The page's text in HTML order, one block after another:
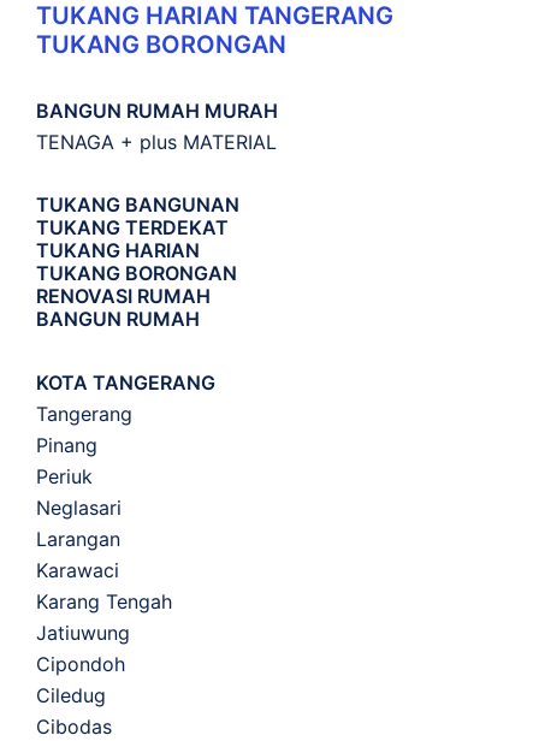
TUKANG HARIAN TANGERANG
TUKANG BORONGAN
BANGUN RUMAH MURAH
TENAGA + plus MATERIAL
TUKANG BANGUNAN
TUKANG TERDEKAT
TUKANG HARIAN
TUKANG BORONGAN
RENOVASI RUMAH
BANGUN RUMAH
KOTA TANGERANG
Tangerang
Pinang
Periuk
Neglasari
Larangan
Karawaci
Karang Tengah
Jatiuwung
Cipondoh
Ciledug
Cibodas